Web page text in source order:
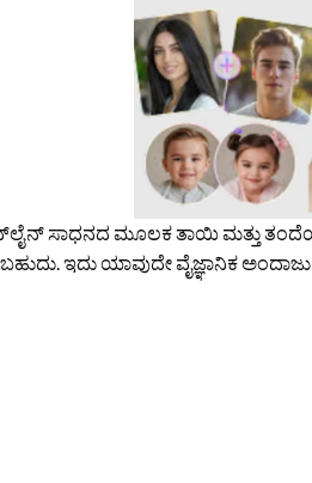
ಸಾಧನದ ಮೂಲಕ ತಾಯಿ ಮತ್ತು ತಂದೆಯ
ಇದು ಯಾವುದೇ ವೈಜ್ಞಾನಿಕ